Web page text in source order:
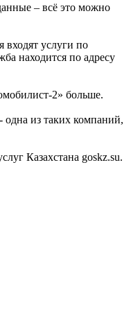
– всё это можно
входят услуги по
находится по адресу
2» больше.
из таких компаний,
Казахстана goskz.su.